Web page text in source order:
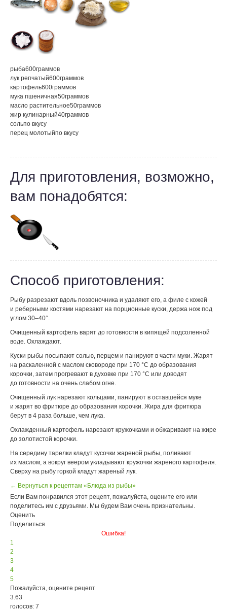
рыба600граммов
лук репчатый600граммов
картофель600граммов
мука пшеничная50граммов
масло растительное50граммов
жир кулинарный40граммов
сольпо вкусу
перец молотыйпо вкусу
Для приготовления, возможно,
вам понадобятся:
Способ приготовления:
Рыбу разрезают вдоль позвоночника и удаляют его, а филе с кожей
и реберными костями нарезают на порционные куски, держа нож под
углом 30–40°.
Очищенный картофель варят до готовности в кипящей подсоленной
воде. Охлаждают.
Куски рыбы посыпают солью, перцем и панируют в части муки. Жарят
на раскаленной с маслом сковороде при 170 °С до образования
корочки, затем прогревают в духовке при 170 °С или доводят
до готовности на очень слабом огне.
Очищенный лук нарезают кольцами, панируют в оставшейся муке
и жарят во фритюре до образования корочки. Жира для фритюра
берут в 4 раза больше, чем лука.
Охлажденный картофель нарезают кружочками и обжаривают на жире
до золотистой корочки.
На середину тарелки кладут кусочки жареной рыбы, поливают
их маслом, а вокруг веером укладывают кружочки жареного картофеля.
Сверху на рыбу горкой кладут жареный лук.
← Вернуться к рецептам «Блюда из рыбы»
Если Вам понравился этот рецепт, пожалуйста, оцените его или
поделитесь им с друзьями. Мы будем Вам очень признательны.
Оценить
Поделиться
Ошибка!
1
2
3
4
5
Пожалуйста, оцените рецепт
3.63
голосов: 7